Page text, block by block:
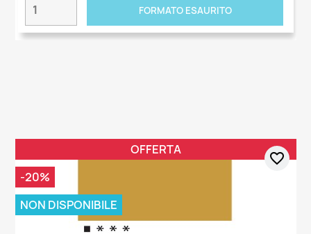
FORMATO ESAURITO
OFFERTA
-20%
NON DISPONIBILE
favorite_border